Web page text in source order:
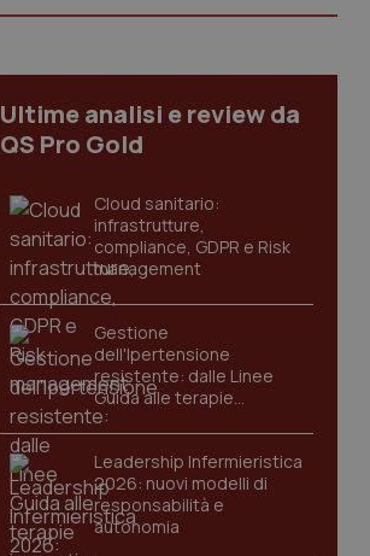
Ultime analisi e review da
QS Pro Gold
Cloud sanitario:
infrastrutture,
compliance, GDPR e Risk
management
Gestione
dell'Ipertensione
resistente: dalle Linee
Guida alle terapie
innovative
Leadership Infermieristica
2026: nuovi modelli di
responsabilità e
autonomia